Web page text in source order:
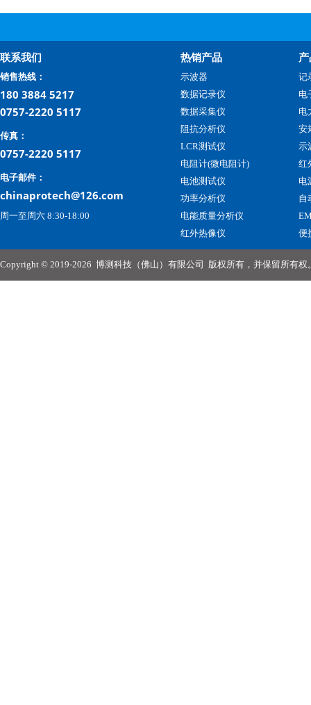
联系我们
销售热线：
180 3884 5217
0757-2220 5117
传真：
0757-2220 5117
电子邮件：
chinaprotech@126.com
周一至周六 8:30-18:00
热销产品
示波器
数据记录仪
数据采集仪
阻抗分析仪
LCR测试仪
电阻计(微电阻计)
电池测试仪
功率分析仪
电能质量分析仪
红外热像仪
记
电
电
安
示
红
电
自
便
Copyright © 2019-2026 博测科技（佛山）有限公司 版权所有，并保留所有